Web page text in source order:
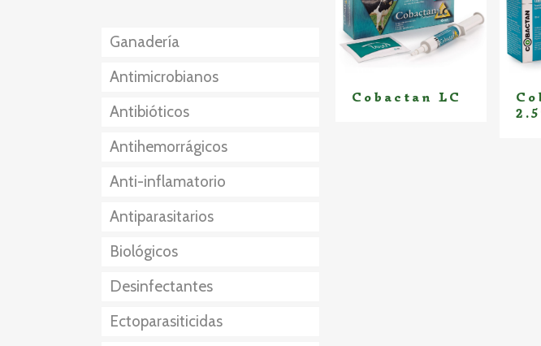
Ganadería
Antimicrobianos
Antibióticos
Antihemorrágicos
Anti-inflamatorio
Esteroidales
No esteroidales
Antiparasitarios
Externos
Interno
Externo + Interno
Biológicos
Desinfectantes
Ectoparasiticidas
Cobactan LC